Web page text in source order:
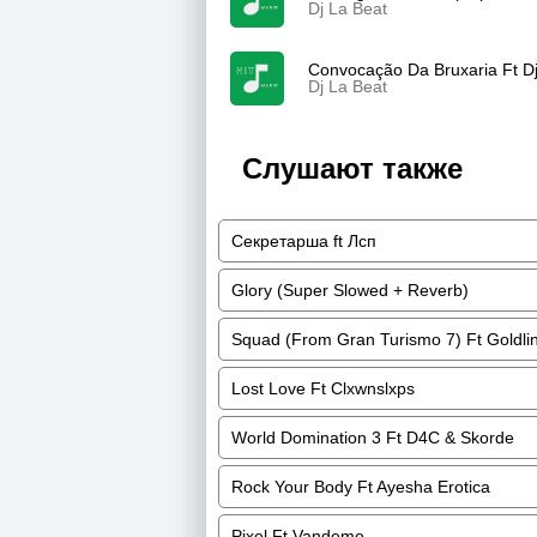
Dj La Beat
Convocação Da Bruxaria Ft
Dj La Beat
Слушают также
Секретарша ft Лсп
Glory (Super Slowed + Reverb)
Squad (From Gran Turismo 7) Ft
Lost Love Ft Clxwnslxps
World Domination 3 Ft D4C & Skorde
Rock Your Body Ft Ayesha Erotica